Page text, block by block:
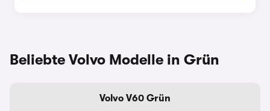
Beliebte Volvo Modelle in Grün
Volvo V60 Grün